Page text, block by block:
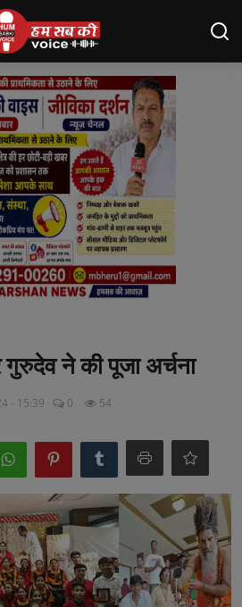
Register
ने की पूजा अर्चना
- 15:39 0 54